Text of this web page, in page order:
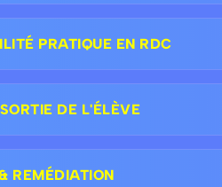
PRATIQUE EN RDC
DE L'ÉLÈVE
REMÉDIATION